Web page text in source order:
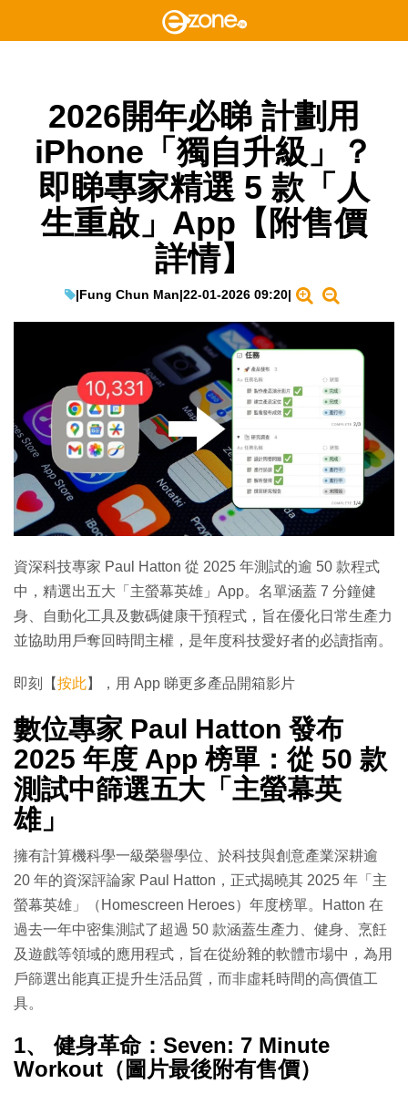
2026開年必睇 計劃用
iPhone「獨自升級」？
即睇專家精選 5 款「人
生重啟」App【附售價
詳情】
|Fung Chun Man|22-01-2026 09:20|
資深科技專家 Paul Hatton 從 2025 年測試的逾 50 款程式
中，精選出五大「主螢幕英雄」App。名單涵蓋 7 分鐘健
身、自動化工具及數碼健康干預程式，旨在優化日常生產力
並協助用戶奪回時間主權，是年度科技愛好者的必讀指南。
即刻【按此】，用 App 睇更多產品開箱影片
數位專家 Paul Hatton 發布
2025 年度 App 榜單：從 50 款
測試中篩選五大「主螢幕英
雄」
擁有計算機科學一級榮譽學位、於科技與創意產業深耕逾
20 年的資深評論家 Paul Hatton，正式揭曉其 2025 年「主
螢幕英雄」（Homescreen Heroes）年度榜單。Hatton 在
過去一年中密集測試了超過 50 款涵蓋生產力、健身、烹飪
及遊戲等領域的應用程式，旨在從紛雜的軟體市場中，為用
戶篩選出能真正提升生活品質，而非虛耗時間的高價值工
具。
1、 健身革命：Seven: 7 Minute
Workout（圖片最後附有售價）